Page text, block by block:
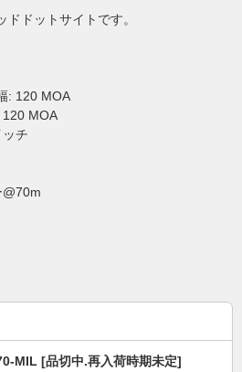
ドットサイトです。
: 120 MOA
120 MOA
ッチ
@70m
MIL [品切中.再入荷時期未定]